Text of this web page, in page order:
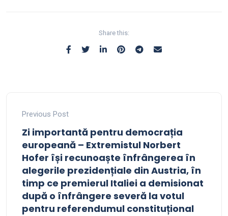
Share this:
Previous Post
Zi importantă pentru democrația
europeană – Extremistul Norbert
Hofer își recunoaște înfrângerea în
alegerile prezidențiale din Austria, în
timp ce premierul Italiei a demisionat
după o înfrângere severă la votul
pentru referendumul constituțional